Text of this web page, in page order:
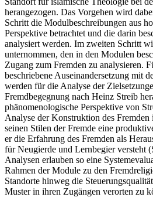
herangezogen. Das Vorgehen wird
Schritt die Modulbeschreibungen aus
Perspektive betrachtet und die darin
analysiert werden. Im zweiten Schritt
unternommen, den in den Modulen
Zugang zum Fremden zu analysieren.
beschriebene Auseinandersetzung mit
werden für die Analyse der
Fremdbegegnung nach Heinz Streib
phänomenologische Perspektive von
Analyse der Konstruktion des Fremden
seinen Stilen der Fremde eine
er die Erfahrung des Fremden als
für Neugierde und Lernbegier versteht
Analysen erlauben so eine
Rahmen der Module zu den
Standorte hinweg die
Muster in ihren Zugängen verorten zu